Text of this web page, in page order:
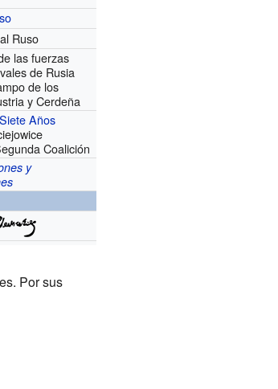
Ruso
las fuerzas
de Rusia
de los
y Cerdeña
Años
Coalición
y
Por sus